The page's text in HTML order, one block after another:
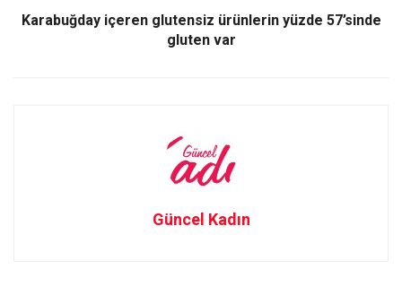
Karabuğday içeren glutensiz ürünlerin yüzde 57’sinde
gluten var
Güncel Kadın